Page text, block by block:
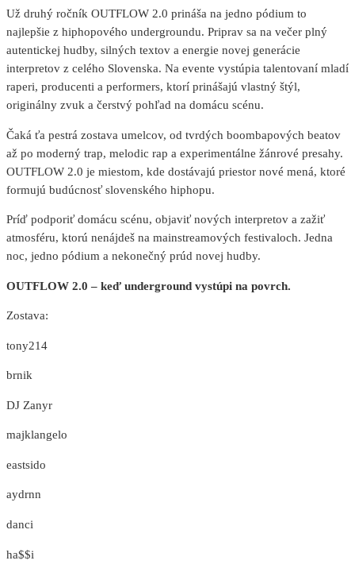
Už druhý ročník OUTFLOW 2.0 prináša na jedno pódium to
najlepšie z hiphopového undergroundu. Priprav sa na večer plný
autentickej hudby, silných textov a energie novej generácie
interpretov z celého Slovenska. Na evente vystúpia talentovaní mladí
raperi, producenti a performers, ktorí prinášajú vlastný štýl,
originálny zvuk a čerstvý pohľad na domácu scénu.
Čaká ťa pestrá zostava umelcov, od tvrdých boombapových beatov
až po moderný trap, melodic rap a experimentálne žánrové presahy.
OUTFLOW 2.0 je miestom, kde dostávajú priestor nové mená, ktoré
formujú budúcnosť slovenského hiphopu.
Príď podporiť domácu scénu, objaviť nových interpretov a zažiť
atmosféru, ktorú nenájdeš na mainstreamových festivaloch. Jedna
noc, jedno pódium a nekonečný prúd novej hudby.
OUTFLOW 2.0 – keď underground vystúpi na povrch.
Zostava:
tony214
brnik
DJ Zanyr
majklangelo
eastsido
aydrnn
danci
ha$$i